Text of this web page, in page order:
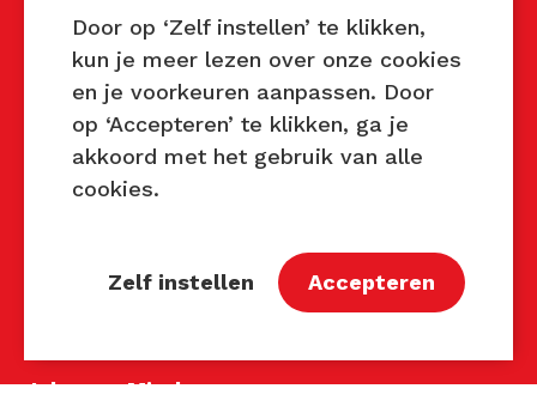
Techniek Tastbaar in uw regio
te organiseren of heeft u
vragen over dit evenement,
neem dan contact met ons op
via de gegevens.
Privacy Beleid
John van Mierlo
Door op ‘Zelf instellen’ te klikken,
kun je meer lezen over onze cookies
en je voorkeuren aanpassen. Door
op ‘Accepteren’ te klikken, ga je
akkoord met het gebruik van alle
cookies.
Zelf instellen Accepteren